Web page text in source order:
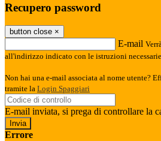
Recupero password
button close ×
E-mail
all'indirizzo indicato con le istruzioni
Non hai una e-mail associata al nome utente?
tramite la Login Spaggiari
E-mail inviata, si prega di controllare la
Errore